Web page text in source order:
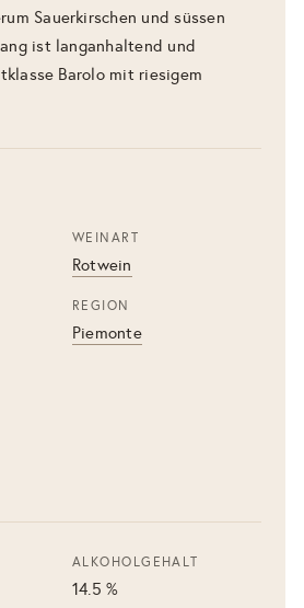
Sauerkirschen und süssen
ist langanhaltend und
Barolo mit riesigem
WEINART
Rotwein
REGION
Piemonte
ALKOHOLGEHALT
14.5 %